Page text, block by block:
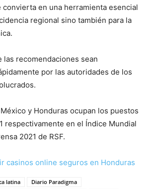
en una herramienta esencial
regional sino también para la
las recomendaciones sean
por las autoridades de los
y Honduras ocupan los puestos
respectivamente en el Índice Mundial
2021 de RSF.
casinos online seguros en Honduras
latina
Diario Paradigma